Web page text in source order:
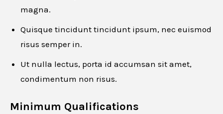
Phone number*
magna.
Quisque tincidunt tincidunt ipsum, nec euismod
risus semper in.
Ut nulla lectus, porta id accumsan sit amet,
condimentum non risus.
Minimum Qualifications